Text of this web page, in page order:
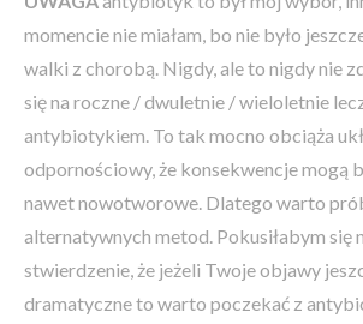
momencie nie miałam, bo nie było
walki z chorobą. Nigdy, ale to nigdy nie
się na roczne / dwuletnie / wieloletnie
antybiotykiem. To tak mocno obciąża
odpornościowy, że konsekwencje mogą
nawet nowotworowe. Dlatego warto
alternatywnych metod. Pokusiłabym się
stwierdzenie, że jeżeli Twoje objawy
dramatyczne to warto poczekać z